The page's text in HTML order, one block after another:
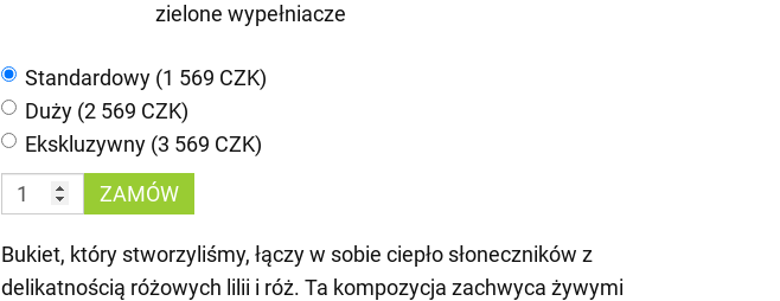
zielone wypełniacze
Standardowy (1 569 CZK)
Duży (2 569 CZK)
Ekskluzywny (3 569 CZK)
ZAMÓW
Bukiet, który stworzyliśmy, łączy w sobie ciepło słoneczników z
delikatnością różowych lilii i róż. Ta kompozycja zachwyca żywymi